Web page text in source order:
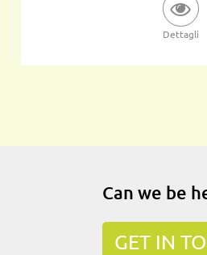
Dettagli
Can we be
GET IN